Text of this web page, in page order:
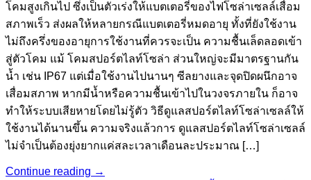
โคมสูงเกินไป ซึ่งเป็นตัวเร่งให้แบตเตอรี่ของไฟโซล่าเซลล์เสื่อม
สภาพเร็ว ส่งผลให้หลายกรณีแบตเตอรี่หมดอายุ ทั้งที่ยังใช้งาน
ไม่ถึงครึ่งของอายุการใช้งานที่ควรจะเป็น ความชื้นเล็ดลอดเข้า
สู่ตัวโคม แม้ โคมสปอร์ตไลท์โซล่า ส่วนใหญ่จะมีมาตรฐานกัน
น้ำ เช่น IP67 แต่เมื่อใช้งานไปนานๆ ซีลยางและจุดปิดผนึกอาจ
เสื่อมสภาพ หากมีน้ำหรือความชื้นเข้าไปในวงจรภายใน ก็อาจ
ทำให้ระบบเสียหายโดยไม่รู้ตัว วิธีดูแลสปอร์ตไลท์โซล่าเซลล์ให้
ใช้งานได้นานขึ้น ความจริงแล้วการ ดูแลสปอร์ตไลท์โซล่าเซลล์
ไม่จำเป็นต้องยุ่งยากแค่สละเวลาเดือนละประมาณ […]
Continue reading →